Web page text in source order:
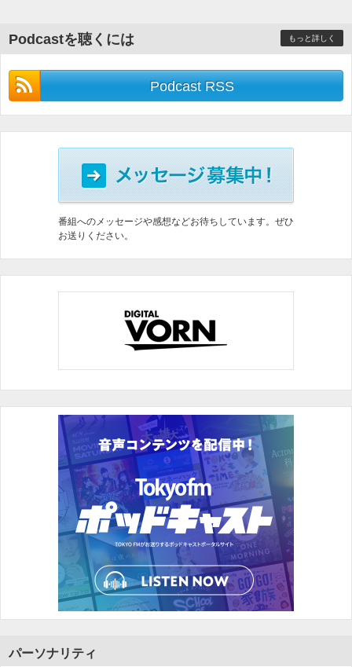
Podcastを聴くには もっと詳しく
Podcast RSS
番組へのメッセージや感想などお待ちしています。ぜひ
お送りください。
パーソナリティ